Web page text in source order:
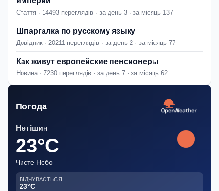
Стаття · 14493 переглядів · за день 3 · за місяць 137
Шпаргалка по русскому языку
Довідник · 20211 переглядів · за день 2 · за місяць 77
Как живут европейские пенсионеры
Новина · 7230 переглядів · за день 7 · за місяць 62
Погода
Нетішин
23°C
Чисте Небо
ВІДЧУВАЄТЬСЯ
23°C